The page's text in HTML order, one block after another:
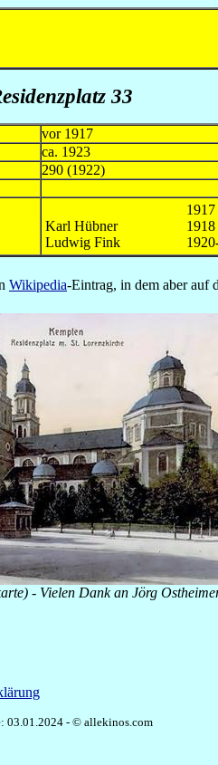
33
vor 1917
ca. 1923
290 (1922)
Karl Hübner
Ludwig Fink
1917
1918
Wikipedia-Eintrag, in dem aber auf
- Vielen Dank an Jörg
03.01.2024 - © allekinos.com